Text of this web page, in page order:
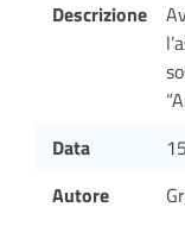
Descrizione
Data
Autore